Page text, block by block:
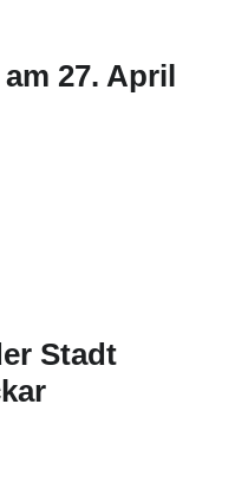
27. April
Stadt